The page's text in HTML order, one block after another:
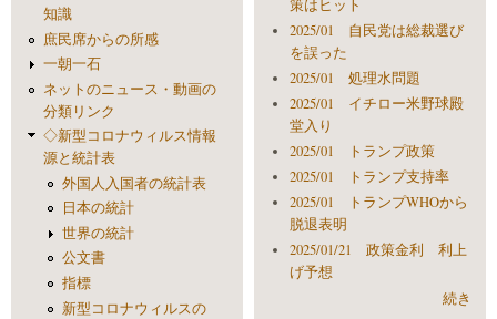
知識
庶民席からの所感
一朝一石
ネットのニュース・動画の
分類リンク
◇新型コロナウィルス情報
源と統計表
外国人入国者の統計表
日本の統計
世界の統計
公文書
指標
新型コロナウィルスの
策はヒット
2025/01 自民党は総裁選び
を誤った
2025/01 処理水問題
2025/01 イチロー米野球殿
堂入り
2025/01 トランプ政策
2025/01 トランプ支持率
2025/01 トランプWHOから
脱退表明
2025/01/21 政策金利 利上
げ予想
続き